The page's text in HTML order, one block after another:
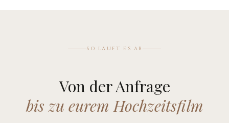
SO LÄUFT ES AB
Von der Anfrage
bis zu eurem Hochzeitsfilm